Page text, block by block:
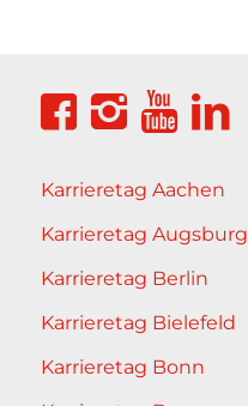
Karrieretag Aachen
Karrieretag Augsburg
Karrieretag Berlin
Karrieretag Bielefeld
Karrieretag Bonn